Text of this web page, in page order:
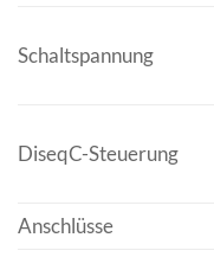
Schaltspannung
DiseqC-Steuerung
Anschlüsse